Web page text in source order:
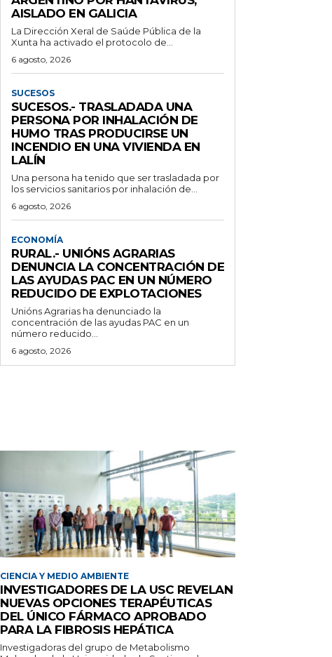
AISLADO EN GALICIA
La Dirección Xeral de Saúde Pública de la
Xunta ha activado el protocolo de...
6 agosto, 2026
SUCESOS
SUCESOS.- TRASLADADA UNA
PERSONA POR INHALACIÓN DE
HUMO TRAS PRODUCIRSE UN
INCENDIO EN UNA VIVIENDA EN
LALÍN
Una persona ha tenido que ser trasladada por
los servicios sanitarios por inhalación de...
6 agosto, 2026
ECONOMÍA
RURAL.- UNIÓNS AGRARIAS
DENUNCIA LA CONCENTRACIÓN DE
LAS AYUDAS PAC EN UN NÚMERO
REDUCIDO DE EXPLOTACIONES
Unións Agrarias ha denunciado la
concentración de las ayudas PAC en un
número reducido...
6 agosto, 2026
CIENCIA Y MEDIO AMBIENTE
INVESTIGADORES DE LA USC REVELAN
NUEVAS OPCIONES TERAPÉUTICAS
DEL ÚNICO FÁRMACO APROBADO
PARA LA FIBROSIS HEPÁTICA
Investigadoras del grupo de Metabolismo